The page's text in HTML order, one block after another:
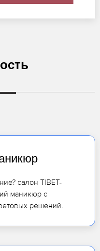
салон TIBET-
маникюр с
решений.